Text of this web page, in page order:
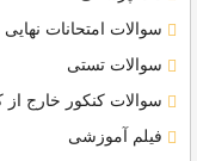
سوالات امتحانات نهایی
سوالات تستی
سوالات کنکور خارج از
فیلم آموزشی